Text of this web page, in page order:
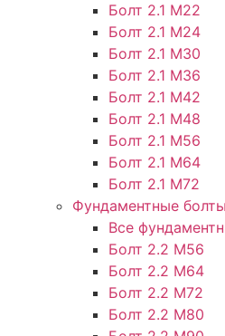
Болт 2.1 М22
Болт 2.1 М24
Болт 2.1 М30
Болт 2.1 М36
Болт 2.1 М42
Болт 2.1 М48
Болт 2.1 М56
Болт 2.1 М64
Болт 2.1 М72
Фундаментные
Все
Болт 2.2 М56
Болт 2.2 М64
Болт 2.2 М72
Болт 2.2 М80